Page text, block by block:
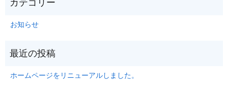
お知らせ
ホームページをリニューアルしました。